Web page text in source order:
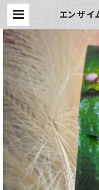
エンザ